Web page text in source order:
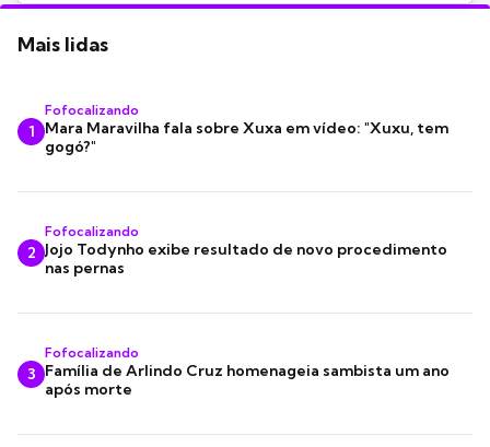
Mais lidas
1
Fofocalizando
Mara Maravilha fala sobre Xuxa em vídeo: "Xuxu, tem
gogó?"
2
Fofocalizando
Jojo Todynho exibe resultado de novo procedimento
nas pernas
3
Fofocalizando
Família de Arlindo Cruz homenageia sambista um ano
após morte